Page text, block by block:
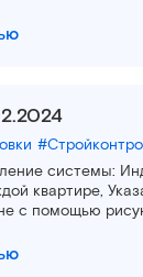
во всех
системы:
квартире,
с помощью